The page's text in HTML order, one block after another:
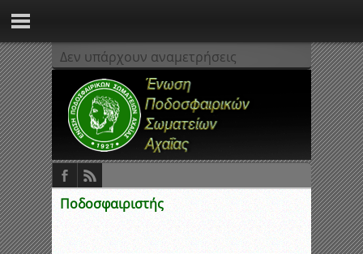
Δεν υπάρχουν αναμετρήσεις
Ποδοσφαιριστής